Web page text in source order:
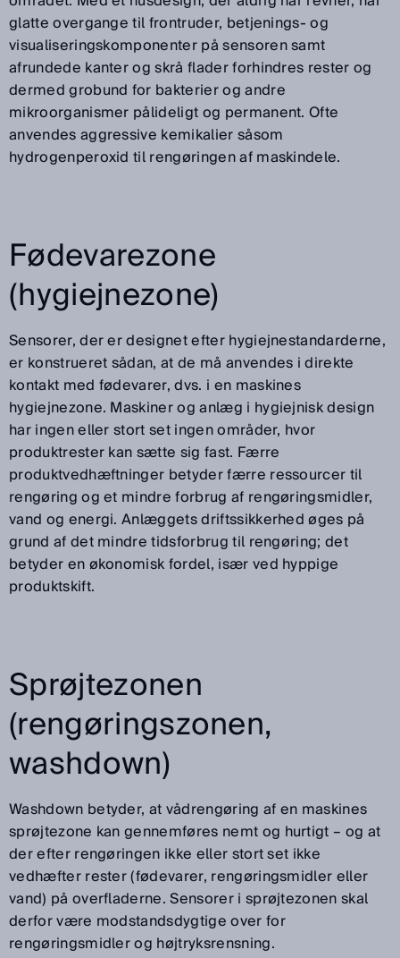
glatte overgange til frontruder, betjenings- og
visualiseringskomponenter på sensoren samt
afrundede kanter og skrå flader forhindres rester og
dermed grobund for bakterier og andre
mikroorganismer pålideligt og permanent. Ofte
anvendes aggressive kemikalier såsom
hydrogenperoxid til rengøringen af maskindele.
Fødevarezone
(hygiejnezone)
Sensorer, der er designet efter hygiejnestandarderne,
er konstrueret sådan, at de må anvendes i direkte
kontakt med fødevarer, dvs. i en maskines
hygiejnezone. Maskiner og anlæg i hygiejnisk design
har ingen eller stort set ingen områder, hvor
produktrester kan sætte sig fast. Færre
produktvedhæftninger betyder færre ressourcer til
rengøring og et mindre forbrug af rengøringsmidler,
vand og energi. Anlæggets driftssikkerhed øges på
grund af det mindre tidsforbrug til rengøring; det
betyder en økonomisk fordel, især ved hyppige
produktskift.
Sprøjtezonen
(rengøringszonen,
washdown)
Washdown betyder, at vådrengøring af en maskines
sprøjtezone kan gennemføres nemt og hurtigt – og at
der efter rengøringen ikke eller stort set ikke
vedhæfter rester (fødevarer, rengøringsmidler eller
vand) på overfladerne. Sensorer i sprøjtezonen skal
derfor være modstandsdygtige over for
rengøringsmidler og højtryksrensning.